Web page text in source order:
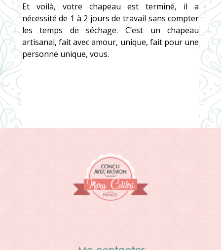
Et voilà, votre chapeau est terminé, il a
nécessité de 1 à 2 jours de travail sans compter
les temps de séchage. C’est un chapeau
artisanal, fait avec amour, unique, fait pour une
personne unique, vous.